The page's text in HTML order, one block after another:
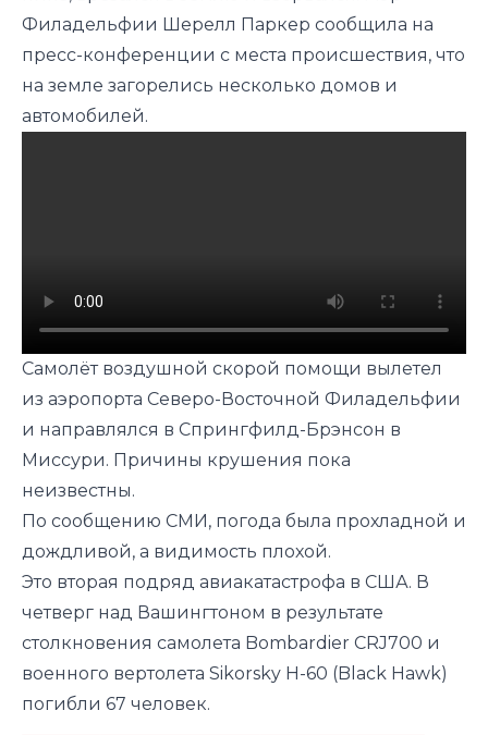
Филадельфии Шерелл Паркер сообщила на
пресс-конференции с места происшествия, что
на земле загорелись несколько домов и
автомобилей.
Самолёт воздушной скорой помощи вылетел
из аэропорта Северо-Восточной Филадельфии
и направлялся в Спрингфилд-Брэнсон в
Миссури. Причины крушения пока
неизвестны.
По сообщению СМИ, погода была прохладной и
дождливой, а видимость плохой.
Это вторая подряд авиакатастрофа в США. В
четверг над Вашингтоном в результате
столкновения самолета Bombardier CRJ700 и
военного вертолета Sikorsky H-60 (Black Hawk)
погибли 67 человек.